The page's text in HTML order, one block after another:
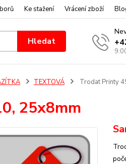
Ke stažení Vrácení zboží
Hledat
TEXTOVÁ Trodat Printy
25x8mm